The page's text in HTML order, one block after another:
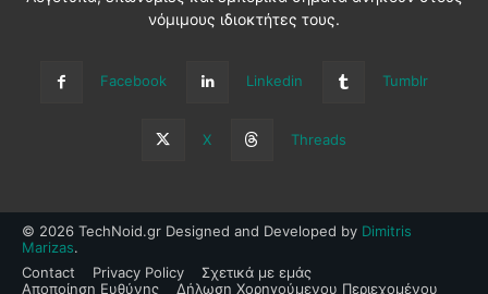
νόμιμους ιδιοκτήτες τους.
Facebook Linkedin Tumblr
X Threads
© 2026 TechNoid.gr Designed and Developed by Dimitris
Marizas.
Contact
Privacy Policy
Σχετικά με εμάς
Αποποίηση Ευθύνης
Δήλωση Χορηγούμενου Περιεχομένου